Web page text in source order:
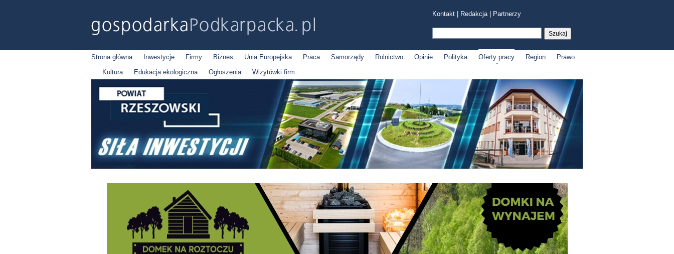
Kontakt Redakcja| Partnerzy
Strona główna Inwestycje Firmy Biznes Unia Europejska Praca Samorządy Rolnictwo Opinie Polityka Oferty pracy Region
Prawo
Kultura
Edukacja ekologiczna Ogłoszenia Wizytówki firm